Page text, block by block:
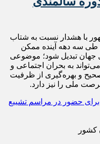
با هشدار نسبت به شتاب
طی سه دهه آینده ممکن
جهان تبدیل شود؛ موضوعی
به بحران اجتماعی و
و بهره‌گیری از ظرفیت
ملی را نیز دارد.
کشور